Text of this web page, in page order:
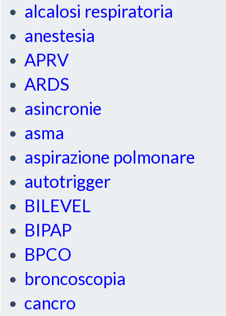
alcalosi respiratoria
anestesia
APRV
ARDS
asincronie
asma
aspirazione polmonare
autotrigger
BILEVEL
BIPAP
BPCO
broncoscopia
cancro